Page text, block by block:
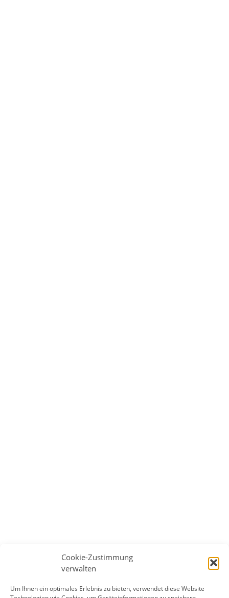
Cookie-Zustimmung
verwalten
Um Ihnen ein optimales Erlebnis zu bieten, verwendet diese Website